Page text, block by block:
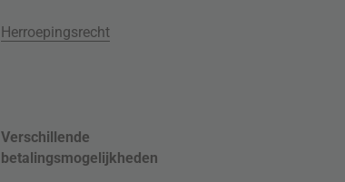
Herroepingsrecht
Verschillende
betalingsmogelijkheden